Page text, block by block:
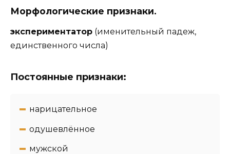
Морфологические признаки.
экспериментатор (именительный падеж,
единственного числа)
Постоянные признаки:
нарицательное
одушевлённое
мужской